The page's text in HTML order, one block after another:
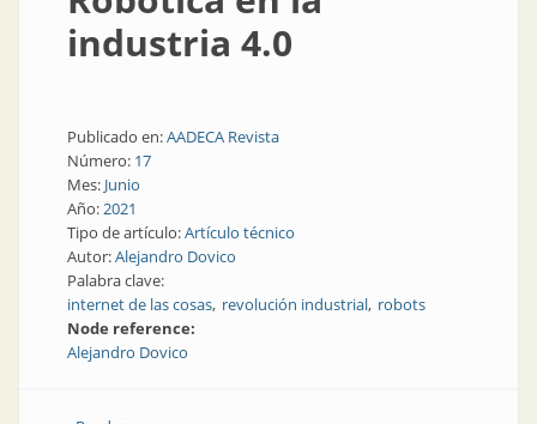
industria 4.0
Publicado en:AADECA Revista
Número: 17
Mes: Junio
Año:2021
Tipo de artículo:Artículo técnico
Autor:Alejandro Dovico
Palabra clave:
internet de las cosas revolución industrial robots
Node reference:
Alejandro Dovico